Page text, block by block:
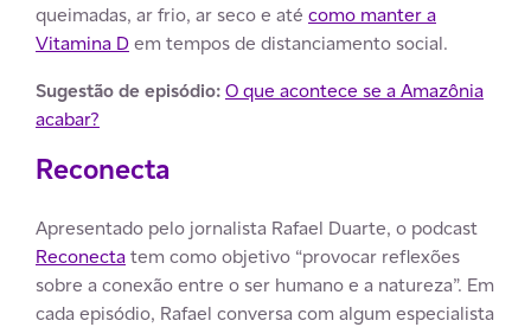
queimadas, ar frio, ar seco e até como manter a
Vitamina Dem tempos de distanciamento social.
Sugestão de episódio:O que acontece se a Amazônia
acabar?
Reconecta
Apresentado pelo jornalista Rafael Duarte, o podcast
Reconectatem como objetivo “provocar reflexões
sobre a conexão entre o ser humano e a natureza”. Em
cada episódio, Rafael conversa com algum especialista